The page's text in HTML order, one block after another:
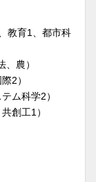
教育1、都市科
農）
2）
ム科学2）
創工1）